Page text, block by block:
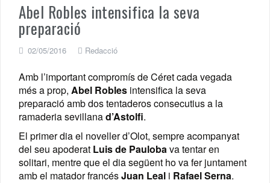
Abel Robles intensifica la seva
preparació
02/05/2016 Redacció
Amb l’important compromís de Céret cada vegada
més a prop, Abel Robles intensifica la seva
preparació amb dos tentaderos consecutius a la
ramaderia sevillanad’Astolfi.
El primer dia el noveller d’Olot, sempre acompanyat
del seu apoderat Luis de Paulobava tentar en
solitari, mentre que el dia següent ho va fer juntament
amb el matador francésJuan Leal i Rafael Serna.